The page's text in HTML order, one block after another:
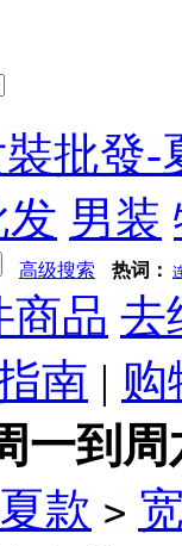
批發-
男装
高级搜索 热词：
商品 去
南 | 购
一到
款 >